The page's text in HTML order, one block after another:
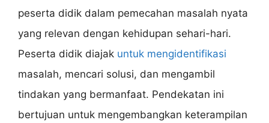
peserta didik dalam pemecahan masalah nyata
yang relevan dengan kehidupan sehari-hari.
Peserta didik diajak untuk mengidentifikasi
masalah, mencari solusi, dan mengambil
tindakan yang bermanfaat. Pendekatan ini
bertujuan untuk mengembangkan keterampilan